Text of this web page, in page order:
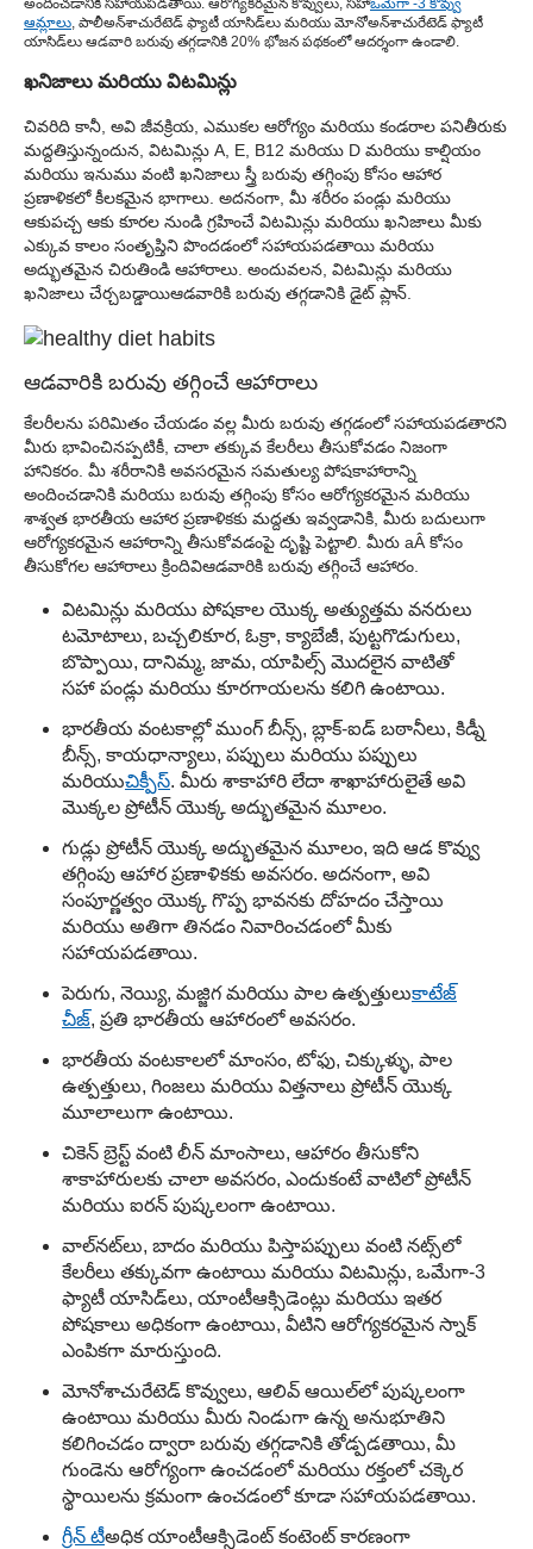
ఆమ్లాలు , పాలీఅన్‌శాచురేటెడ్ ఫ్యాటీ యాసిడ్‌లు మరియు మోనోఅన్‌శాచురేటెడ్ ఫ్యాటీ
యాసిడ్‌లు ఆడవారి బరువు తగ్గడానికి 20% భోజన పథకంలో ఆదర్శంగా ఉండాలి.
ఖనిజాలు మరియు విటమిన్లు
చివరిది కానీ, అవి జీవక్రియ, ఎముకల ఆరోగ్యం మరియు కండరాల పనితీరుకు
మద్దతిస్తున్నందున, విటమిన్లు A, E, B12 మరియు D మరియు కాల్షియం
మరియు ఇనుము వంటి ఖనిజాలు స్త్రీ బరువు తగ్గింపు కోసం ఆహార
ప్రణాళికలో కీలకమైన భాగాలు. అదనంగా, మీ శరీరం పండ్లు మరియు
ఆకుపచ్చ ఆకు కూరల నుండి గ్రహించే విటమిన్లు మరియు ఖనిజాలు మీకు
ఎక్కువ కాలం సంతృప్తిని పొందడంలో సహాయపడతాయి మరియు
అద్భుతమైన చిరుతిండి ఆహారాలు. అందువలన, విటమిన్లు మరియు
ఖనిజాలు చేర్చబడ్డాయిఆడవారికి బరువు తగ్గడానికి డైట్ ప్లాన్.
ఆడవారికి బరువు తగ్గించే ఆహారాలు
కేలరీలను పరిమితం చేయడం వల్ల మీరు బరువు తగ్గడంలో సహాయపడతారని
మీరు భావించినప్పటికీ, చాలా తక్కువ కేలరీలు తీసుకోవడం నిజంగా
హానికరం. మీ శరీరానికి అవసరమైన సమతుల్య పోషకాహారాన్ని
అందించడానికి మరియు బరువు తగ్గింపు కోసం ఆరోగ్యకరమైన మరియు
శాశ్వత భారతీయ ఆహార ప్రణాళికకు మద్దతు ఇవ్వడానికి, మీరు బదులుగా
ఆరోగ్యకరమైన ఆహారాన్ని తీసుకోవడంపై దృష్టి పెట్టాలి. మీరు aÂ కోసం
తీసుకోగల ఆహారాలు క్రిందివిఆడవారికి బరువు తగ్గించే ఆహారం.
విటమిన్లు మరియు పోషకాల యొక్క అత్యుత్తమ వనరులు
టమోటాలు, బచ్చలికూర, ఓక్రా, క్యాబేజీ, పుట్టగొడుగులు,
బొప్పాయి, దానిమ్మ, జామ, యాపిల్స్ మొదలైన వాటితో
సహా పండ్లు మరియు కూరగాయలను కలిగి ఉంటాయి.
భారతీయ వంటకాల్లో ముంగ్ బీన్స్, బ్లాక్-ఐడ్ బఠానీలు, కిడ్నీ
బీన్స్, కాయధాన్యాలు, పప్పులు మరియు పప్పులు
మరియుచిక్పీస్. మీరు శాకాహారి లేదా శాఖాహారులైతే అవి
మొక్కల ప్రోటీన్ యొక్క అద్భుతమైన మూలం.
గుడ్లు ప్రోటీన్ యొక్క అద్భుతమైన మూలం, ఇది ఆడ కొవ్వు
తగ్గింపు ఆహార ప్రణాళికకు అవసరం. అదనంగా, అవి
సంపూర్ణత్వం యొక్క గొప్ప భావనకు దోహదం చేస్తాయి
మరియు అతిగా తినడం నివారించడంలో మీకు
సహాయపడతాయి.
పెరుగు, నెయ్యి, మజ్జిగ మరియు పాల ఉత్పత్తులుకాటేజ్
చీజ్, ప్రతి భారతీయ ఆహారంలో అవసరం.
భారతీయ వంటకాలలో మాంసం, టోఫు, చిక్కుళ్ళు, పాల
ఉత్పత్తులు, గింజలు మరియు విత్తనాలు ప్రోటీన్ యొక్క
మూలాలుగా ఉంటాయి.
చికెన్ బ్రెస్ట్ వంటి లీన్ మాంసాలు, ఆహారం తీసుకోని
శాకాహారులకు చాలా అవసరం, ఎందుకంటే వాటిలో ప్రోటీన్
మరియు ఐరన్ పుష్కలంగా ఉంటాయి.
వాల్‌నట్‌లు, బాదం మరియు పిస్తాపప్పులు వంటి నట్స్‌లో
కేలరీలు తక్కువగా ఉంటాయి మరియు విటమిన్లు, ఒమేగా-3
ఫ్యాటీ యాసిడ్‌లు, యాంటీఆక్సిడెంట్లు మరియు ఇతర
పోషకాలు అధికంగా ఉంటాయి, వీటిని ఆరోగ్యకరమైన స్నాక్
ఎంపికగా మారుస్తుంది.
మోనోశాచురేటెడ్ కొవ్వులు, ఆలివ్ ఆయిల్‌లో పుష్కలంగా
ఉంటాయి మరియు మీరు నిండుగా ఉన్న అనుభూతిని
కలిగించడం ద్వారా బరువు తగ్గడానికి తోడ్పడతాయి, మీ
గుండెను ఆరోగ్యంగా ఉంచడంలో మరియు రక్తంలో చక్కెర
స్థాయిలను క్రమంగా ఉంచడంలో కూడా సహాయపడతాయి.
గ్రీన్ టీఅధిక యాంటీఆక్సిడెంట్ కంటెంట్ కారణంగా